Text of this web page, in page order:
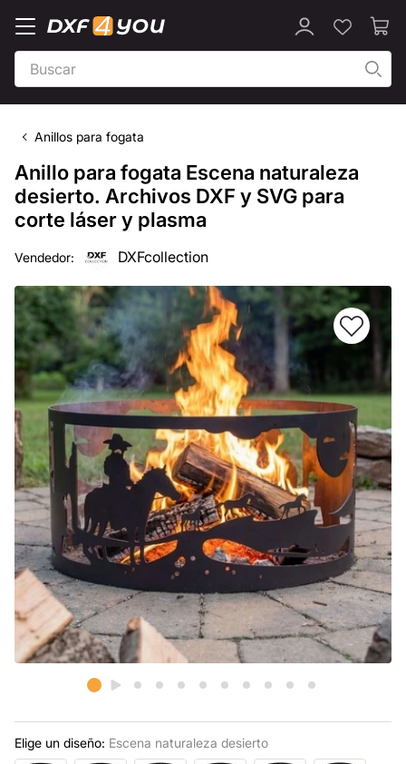
Anillos para fogata
Anillo para fogata Escena naturaleza
desierto. Archivos DXF y SVG para
corte láser y plasma
Vendedor: DXFcollection
Elige un diseño: Escena naturaleza desierto